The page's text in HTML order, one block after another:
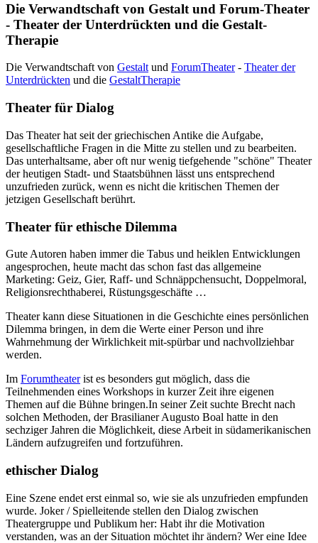
Die Verwandtschaft von Gestalt und Forum-Theater
- Theater der Unterdrückten und die Gestalt-
Therapie
Die Verwandtschaft von Gestaltund ForumTheater- Theater der
Unterdrückten und die GestaltTherapie
Theater für Dialog
Das Theater hat seit der griechischen Antike die Aufgabe,
gesellschaftliche Fragen in die Mitte zu stellen und zu bearbeiten.
Das unterhaltsame, aber oft nur wenig tiefgehende "schöne" Theater
der heutigen Stadt- und Staatsbühnen lässt uns entsprechend
unzufrieden zurück, wenn es nicht die kritischen Themen der
jetzigen Gesellschaft berührt.
Theater für ethische Dilemma
Gute Autoren haben immer die Tabus und heiklen Entwicklungen
angesprochen, heute macht das schon fast das allgemeine
Marketing: Geiz, Gier, Raff- und Schnäppchensucht, Doppelmoral,
Religionsrechthaberei, Rüstungsgeschäfte …
Theater kann diese Situationen in die Geschichte eines persönlichen
Dilemma bringen, in dem die Werte einer Person und ihre
Wahrnehmung der Wirklichkeit mit-spürbar und nachvollziehbar
werden.
Im Forumtheaterist es besonders gut möglich, dass die
Teilnehmenden eines Workshops in kurzer Zeit ihre eigenen
Themen auf die Bühne bringen.In seiner Zeit suchte Brecht nach
solchen Methoden, der Brasilianer Augusto Boal hatte in den
sechziger Jahren die Möglichkeit, diese Arbeit in südamerikanischen
Ländern aufzugreifen und fortzuführen.
ethischer Dialog
Eine Szene endet erst einmal so, wie sie als unzufrieden empfunden
wurde. Joker / Spielleitende stellen den Dialog zwischen
Theatergruppe und Publikum her: Habt ihr die Motivation
verstanden, was an der Situation möchtet ihr ändern? Wer eine Idee